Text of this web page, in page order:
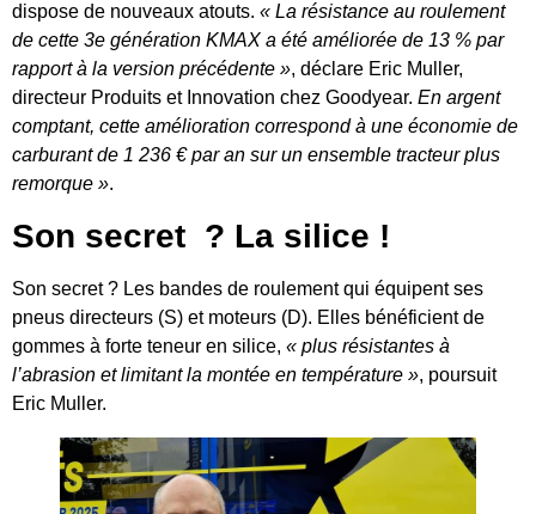
dispose de nouveaux atouts. « La résistance au roulement
de cette 3e génération KMAX a été améliorée de 13 % par
rapport à la version précédente », déclare Eric Muller,
directeur Produits et Innovation chez Goodyear. En argent
comptant, cette amélioration correspond à une économie de
carburant de 1 236 € par an sur un ensemble tracteur plus
remorque ».
Son secret ? La silice !
Son secret ? Les bandes de roulement qui équipent ses
pneus directeurs (S) et moteurs (D). Elles bénéficient de
gommes à forte teneur en silice, « plus résistantes à
l’abrasion et limitant la montée en température », poursuit
Eric Muller.